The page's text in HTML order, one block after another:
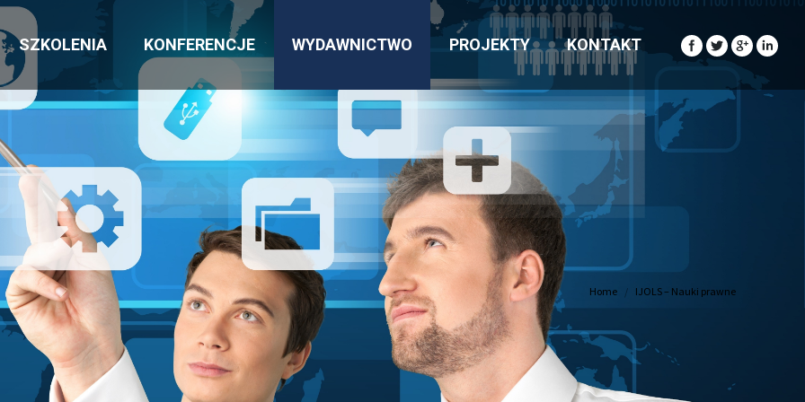
SZKOLENIA KONFERENCJE WYDAWNICTWO PROJEKTY KONTAKT
Home IJOLS – Nauki prawne